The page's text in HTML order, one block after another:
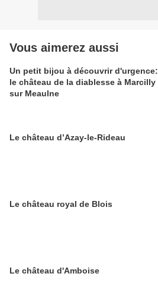
Vous aimerez aussi
Un petit bijou à découvrir d'urgence:
le château de la diablesse à Marcilly
sur Meaulne
Le château d’Azay-le-Rideau
Le château royal de Blois
Le château d'Amboise